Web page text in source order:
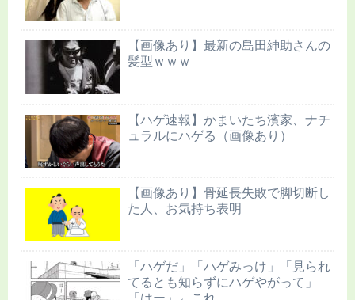
【画像あり】最新の島田紳助さんの
髪型ｗｗｗ
【ハゲ速報】かまいたち濱家、ナチ
ュラルにハゲる（画像あり）
【画像あり】骨延長失敗で脚切断し
た人、お気持ち表明
「ハゲだ」「ハゲみっけ」「見られ
てるとも知らずにハゲやがって」